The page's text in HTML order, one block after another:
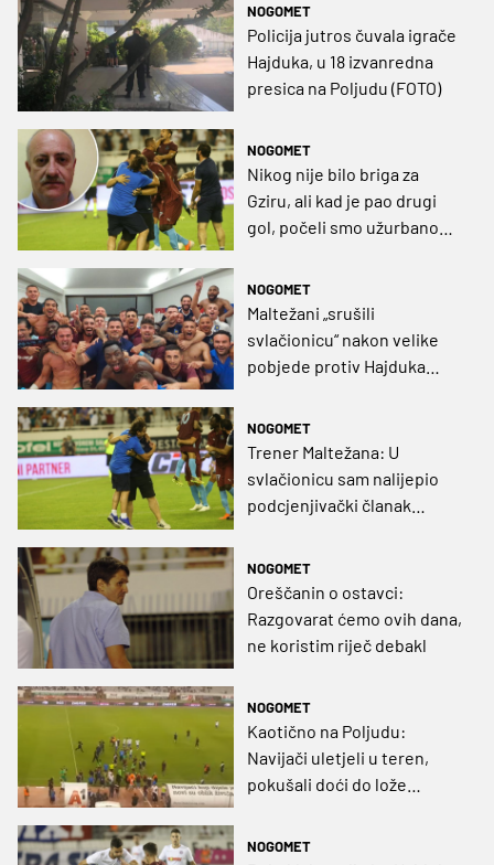
NOGOMET
Policija jutros čuvala igrače
Hajduka, u 18 izvanredna
presica na Poljudu (FOTO)
NOGOMET
Nikog nije bilo briga za
Gziru, ali kad je pao drugi
gol, počeli smo užurbano
NOGOMET
Maltežani „srušili
svlačionicu“ nakon velike
pobjede protiv Hajduka
NOGOMET
Trener Maltežana: U
svlačionicu sam nalijepio
podcjenjivački članak
NOGOMET
Oreščanin o ostavci:
Razgovarat ćemo ovih dana,
ne koristim riječ debakl
NOGOMET
Kaotično na Poljudu:
Navijači uletjeli u teren,
pokušali doći do lože
NOGOMET